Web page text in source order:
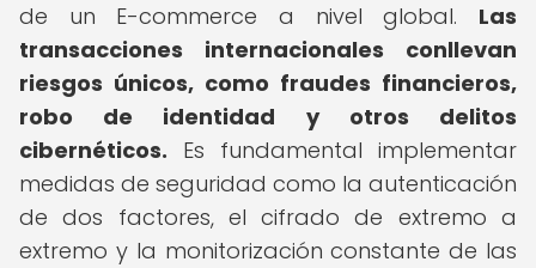
de un E-commerce a nivel global. Las
transacciones internacionales conllevan
riesgos únicos, como fraudes financieros,
robo de identidad y otros delitos
cibernéticos. Es fundamental implementar
medidas de seguridad como la autenticación
de dos factores, el cifrado de extremo a
extremo y la monitorización constante de las